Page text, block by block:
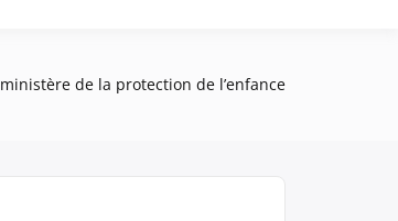
ministère de la protection de l’enfance